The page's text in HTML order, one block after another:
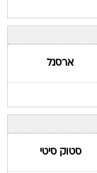
ארסנל
סטוק סיטי